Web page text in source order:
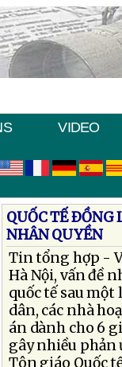
VIDEO
QUỐC TẾ ÐỒNG
NHÂN QUYỀN
Tin tổng hợp -
Hà Nội, vấn đề
quốc tế sau một
dân, các nhà
án dành cho 6
gây nhiều phản
Tôn giáo Quốc